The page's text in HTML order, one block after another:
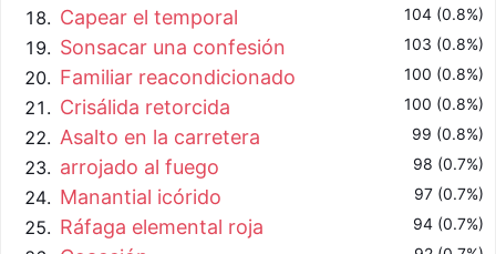
Capear el temporal 104 (0.8%)
Sonsacar una confesión 103 (0.8%)
Familiar reacondicionado 100 (0.8%)
Crisálida retorcida 100 (0.8%)
Asalto en la carretera 99 (0.8%)
arrojado al fuego 98 (0.7%)
Manantial icórido 97 (0.7%)
Ráfaga elemental roja 94 (0.7%)